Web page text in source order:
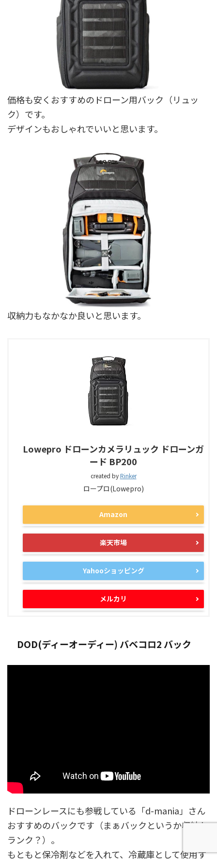
価格も安くおすすめのドローン用バック（リュッ
ク）です。
デザインもおしゃれでいいと思います。
収納力もなかなか良いと思います。
Lowepro ドローンカメラリュック ドローンガ
ード BP200
created byRinker
ロープロ(Lowepro)
Amazon
楽天市場
Yahooショッピング
メルカリ
DOD(ディーオーディー) バベコロ2 バック
ドローンレースにも参戦している「d-mania」さん
おすすめのバックです（まぁバックというか収納ト
ランク？）。
もともと保冷剤などを入れて、冷蔵庫として使用す